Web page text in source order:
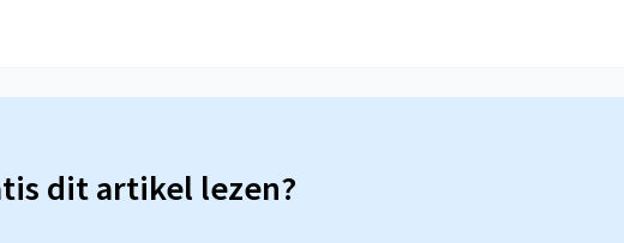
dit artikel lezen?